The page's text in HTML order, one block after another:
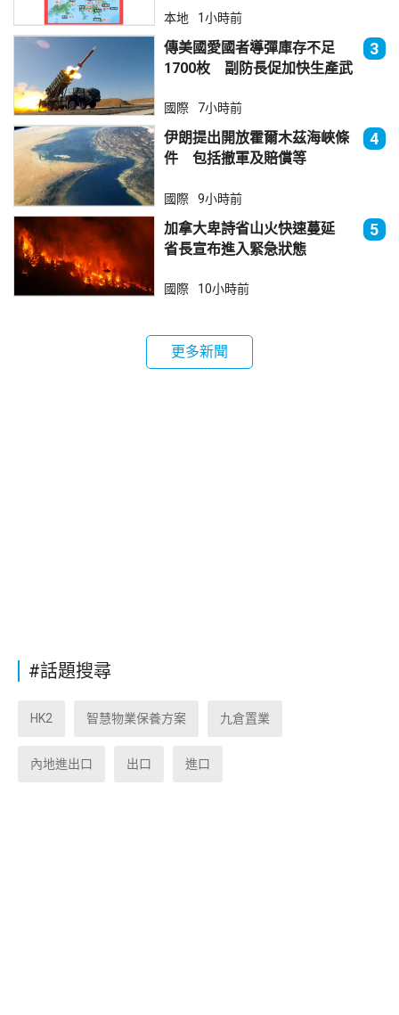
本地 1小時前
傳美國愛國者導彈庫存不足
1700枚 副防長促加快生產武
3
國際 7小時前
伊朗提出開放霍爾木茲海峽條
件 包括撤軍及賠償等
4
國際 9小時前
加拿大卑詩省山火快速蔓延
省長宣布進入緊急狀態
5
國際 10小時前
更多新聞
#話題搜尋
HK2 智慧物業保養方案 九倉置業
內地進出口 出口 進口